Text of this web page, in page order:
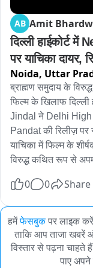
AB Amit
दिल्ली हाईकोर्ट
पर याचिका दायर,
Noida, Uttar
ब्राह्मण समुदाय के
फिल्म के खिलाफ दिल्ली
Jindal ने Delhi High
Pandat की रिलीज़ पर
याचिका में फिल्म के
विरुद्ध कथित रूप से
0 0 Share
हमेंफेसबुकपर लाइक
ताकि आप ताजा
विस्तार से पढ़ना चाहते
पाए